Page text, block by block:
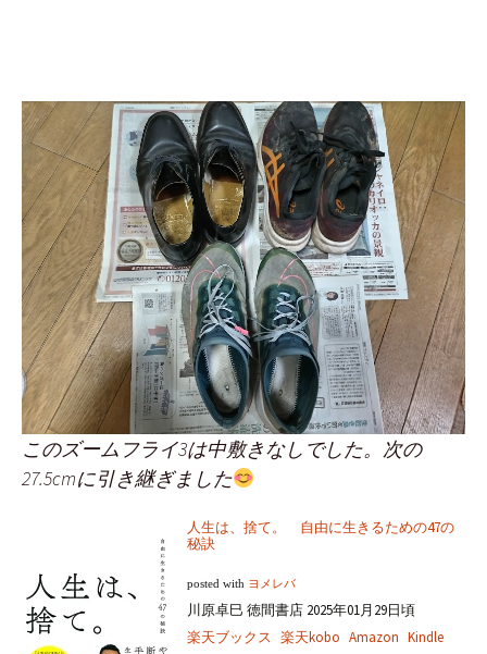
このズームフライ3は中敷きなしでした。次の
27.5cmに引き継ぎました
人生は、捨て。 自由に生きるための47の
秘訣
posted with ヨメレバ
川原卓巳 徳間書店 2025年01月29日頃
楽天ブックス 楽天kobo Amazon Kindle